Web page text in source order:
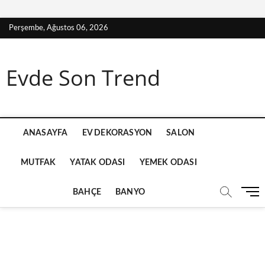
k
o
Perşembe, Ağustos 06, 2026
Evde Son Trend
ANASAYFA EV DEKORASYON SALON
MUTFAK YATAK ODASI YEMEK ODASI
BAHÇE BANYO
M